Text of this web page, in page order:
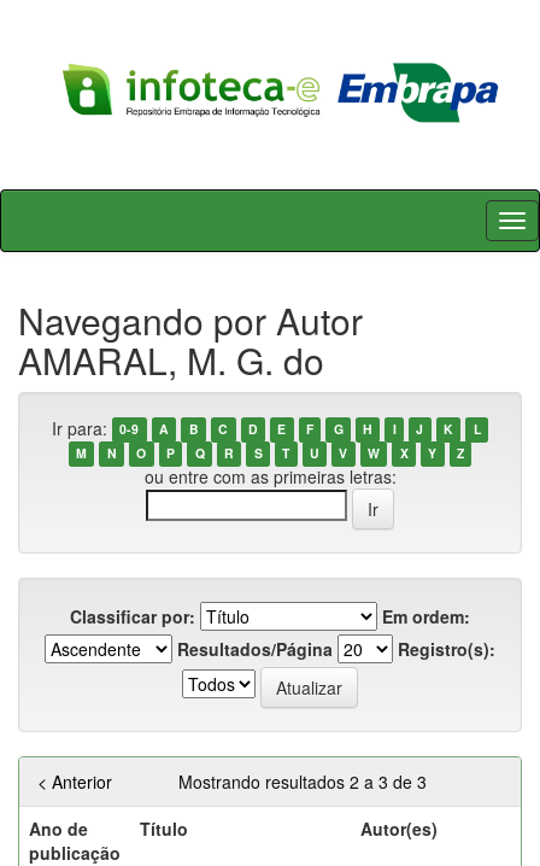
Skip
Navegando por Autor
AMARAL, M. G. do
Ir para: 0-9 A B C D E F G H I J K
L
M
N O P Q R S T U V W X Y Z
ou entre com as primeiras letras:
Classificar por:
Em ordem:
Resultados/Página
Registro(s):
Mostrando resultados 2 a 3 de 3
< Anterior
Ano de
publicação
Título Autor(es)